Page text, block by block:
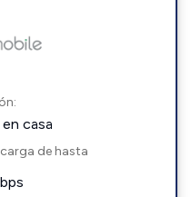
casa
de hasta